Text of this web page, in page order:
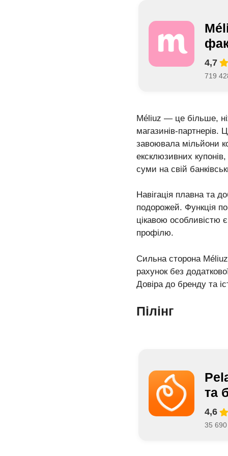
4,7
719
Méliuz — це більше,
магазинів-партнерів.
завоювала мільйони
ексклюзивних
суми на свій
Навігація плавна та
подорожей. Функція
цікавою особливістю
профілю.
Сильна сторона
рахунок без
Довіра до бренду та
Пілінг
та
4,6
35 690